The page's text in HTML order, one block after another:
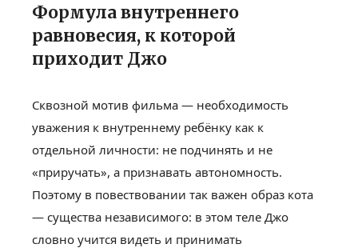
Формула внутреннего
равновесия, к которой
приходит Джо
Сквозной мотив фильма — необходимость
уважения к внутреннему ребёнку как к
отдельной личности: не подчинять и не
«приручать», а признавать автономность.
Поэтому в повествовании так важен образ кота
— существа независимого: в этом теле Джо
словно учится видеть и принимать